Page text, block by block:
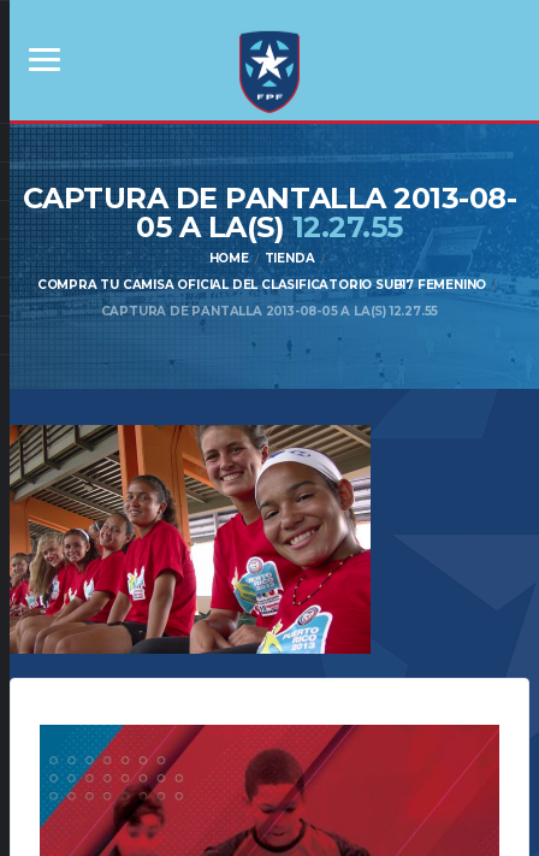
CAPTURA DE PANTALLA 2013-08-
05 A LA(S) 12.27.55
HOME
TIENDA
COMPRA TU CAMISA OFICIAL DEL CLASIFICATORIO SUB17 FEMENINO
CAPTURA DE PANTALLA 2013-08-05 A LA(S) 12.27.55